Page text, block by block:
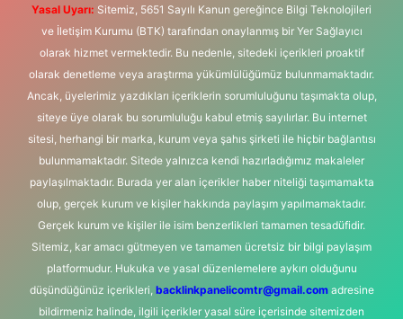
Yasal Uyarı: Sitemiz, 5651 Sayılı Kanun gereğince Bilgi Teknolojileri
ve İletişim Kurumu (BTK) tarafından onaylanmış bir Yer Sağlayıcı
olarak hizmet vermektedir. Bu nedenle, sitedeki içerikleri proaktif
olarak denetleme veya araştırma yükümlülüğümüz bulunmamaktadır.
Ancak, üyelerimiz yazdıkları içeriklerin sorumluluğunu taşımakta olup,
siteye üye olarak bu sorumluluğu kabul etmiş sayılırlar. Bu internet
sitesi, herhangi bir marka, kurum veya şahıs şirketi ile hiçbir bağlantısı
bulunmamaktadır. Sitede yalnızca kendi hazırladığımız makaleler
paylaşılmaktadır. Burada yer alan içerikler haber niteliği taşımamakta
olup, gerçek kurum ve kişiler hakkında paylaşım yapılmamaktadır.
Gerçek kurum ve kişiler ile isim benzerlikleri tamamen tesadüfidir.
Sitemiz, kar amacı gütmeyen ve tamamen ücretsiz bir bilgi paylaşım
platformudur. Hukuka ve yasal düzenlemelere aykırı olduğunu
düşündüğünüz içerikleri, backlinkpanelicomtr@gmail.comadresine
bildirmeniz halinde, ilgili içerikler yasal süre içerisinde sitemizden